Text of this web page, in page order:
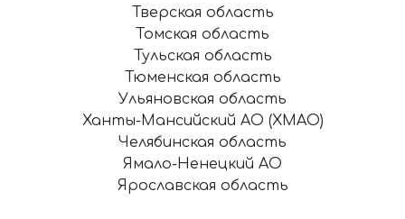
Тверская область
Томская область
Тульская область
Тюменская область
Ульяновская область
Ханты-Мансийский АО (ХМАО)
Челябинская область
Ямало-Ненецкий АО
Ярославская область